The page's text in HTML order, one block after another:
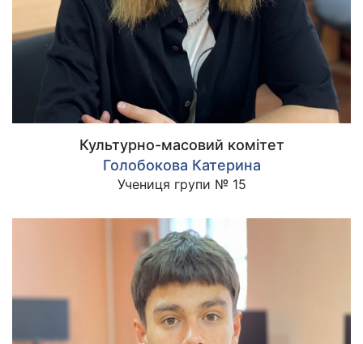
Культурно-масовий комітет
Голобокова Катерина
Учениця групи № 15